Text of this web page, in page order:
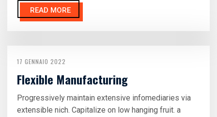
READ MORE
17 GENNAIO 2022
Flexible Manufacturing
Progressively maintain extensive infomediaries via
extensible nich. Capitalize on low hanging fruit. a